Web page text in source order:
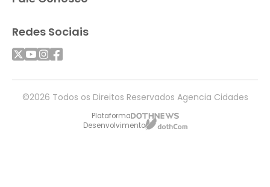
Redes Sociais
©2026 Todos os Direitos Reservados Agencia Cidades
Plataforma
Desenvolvimento